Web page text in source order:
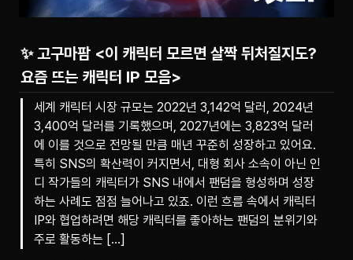
✨ 고구마팜 <이 캐릭터 모르면 살짝 뒤처질지도?
요즘 뜨는 캐릭터 IP 모음>
세계 캐릭터 시장 규모는 2022년 3,142억 달러, 2024년
3,400억 달러를 기록했으며, 2027년에는 3,823억 달러
에 이를 것으로 전망될 만큼 매년 꾸준히 성장하고 있어요.
특히 SNS의 확산력이 커지면서, 대형 회사 소속이 아닌 인
디 작가들의 캐릭터가 SNS 내에서 팬덤을 형성하며 성장
하는 사례도 점점 늘어나고 있죠. 이런 흐름 속에서 캐릭터
IP와 협업하려면 해당 캐릭터를 좋아하는 팬덤의 분위기와
주로 활동하는 […]